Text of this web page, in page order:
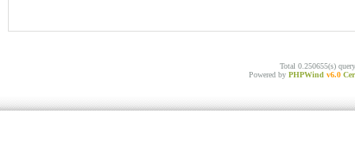
Total 0.250655(s)
Powered by PHPWind v6.0